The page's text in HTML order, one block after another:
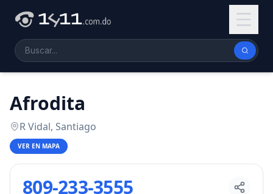
Afrodita
R Vidal, Santiago
VER EN MAPA
809-233-3555